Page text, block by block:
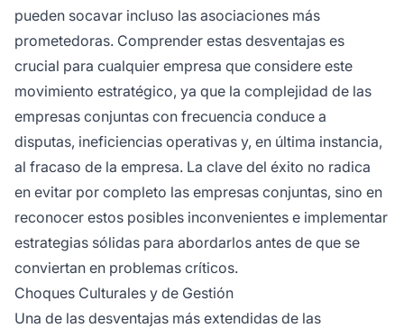
pueden socavar incluso las asociaciones más
prometedoras. Comprender estas desventajas es
crucial para cualquier empresa que considere este
movimiento estratégico, ya que la complejidad de las
empresas conjuntas con frecuencia conduce a
disputas, ineficiencias operativas y, en última instancia,
al fracaso de la empresa. La clave del éxito no radica
en evitar por completo las empresas conjuntas, sino en
reconocer estos posibles inconvenientes e implementar
estrategias sólidas para abordarlos antes de que se
conviertan en problemas críticos.
Choques Culturales y de Gestión
Una de las desventajas más extendidas de las